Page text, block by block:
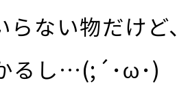
らない物だけ
るし…(;´･ω･)